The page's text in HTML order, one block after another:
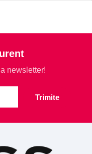
newsletter!
Trimite